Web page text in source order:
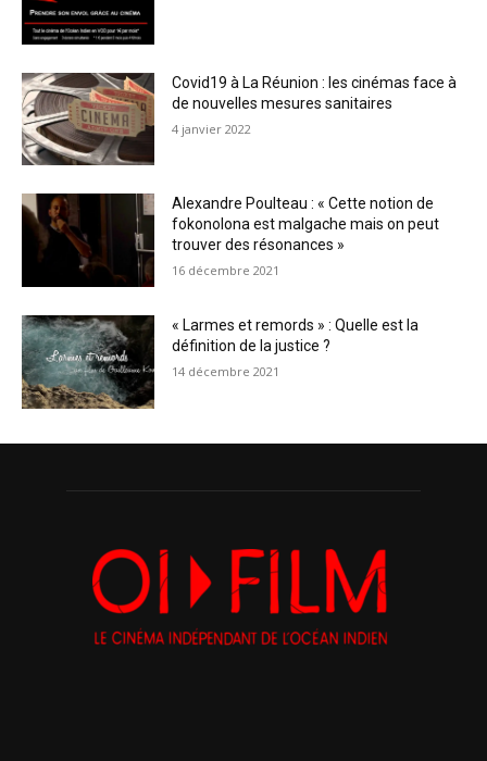
Covid19 à La Réunion : les cinémas face à
de nouvelles mesures sanitaires
4 janvier 2022
Alexandre Poulteau : « Cette notion de
fokonolona est malgache mais on peut
trouver des résonances »
16 décembre 2021
« Larmes et remords » : Quelle est la
définition de la justice ?
14 décembre 2021